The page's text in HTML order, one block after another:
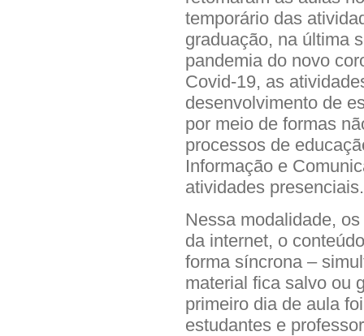
temporário das
graduação, na última
pandemia do novo
Covid-19, as
desenvolvimento de
por meio de formas
processos de
Informação e
atividades presenciais.
Nessa modalidade,
da internet, o
forma síncrona –
material fica salvo ou
primeiro dia de aula
estudantes e